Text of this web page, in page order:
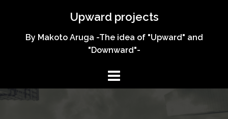
ス
キ
Upward projects
By Makoto Aruga -The idea of "Upward" and
"Downward"-